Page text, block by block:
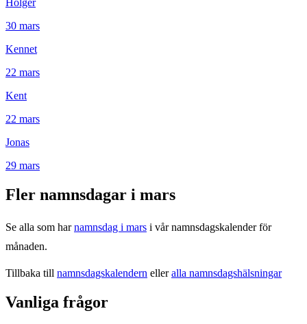
Holger
30 mars
Kennet
22 mars
Kent
22 mars
Jonas
29 mars
Fler namnsdagar i mars
Se alla som har namnsdag i mars i vår namnsdagskalender för
månaden.
Tillbaka till namnsdagskalendern elleralla namnsdagshälsningar
Vanliga frågor